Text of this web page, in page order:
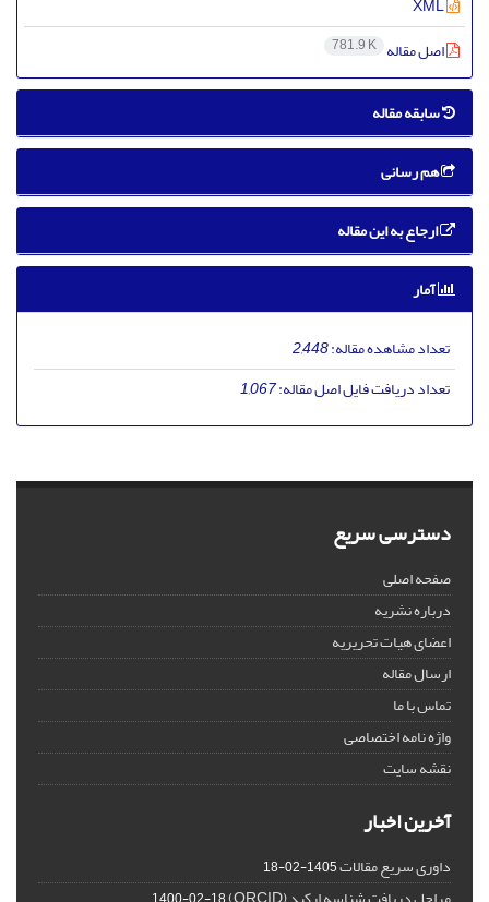
اصل مقاله 781.9 K
سابقه مقاله
هم رسانی
ارجاع به این مقاله
آمار
تعداد مشاهده مقاله:2,448
تعداد دریافت فایل اصل مقاله:1,067
دسترسی سریع
صفحه اصلی
درباره نشریه
اعضای هیات تحریریه
ارسال مقاله
تماس با ما
واژه نامه اختصاصی
نقشه سایت
آخرین اخبار
داوری سریع مقالات1405-02-18